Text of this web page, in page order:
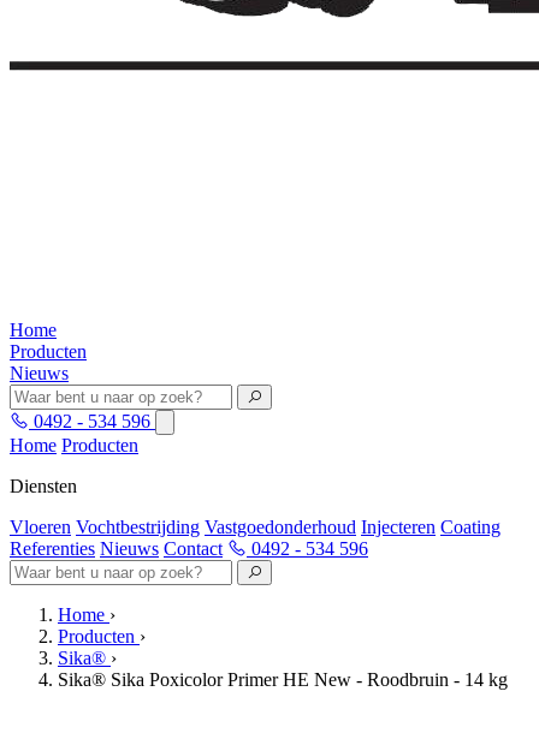
Home
Producten
Nieuws
0492 - 534 596
Home Producten
Diensten
Vloeren Vochtbestrijding Vastgoedonderhoud Injecteren Coating
Referenties Nieuws Contact 0492 - 534 596
Home ›
Producten ›
Sika® ›
Sika® Sika Poxicolor Primer HE New - Roodbruin - 14 kg